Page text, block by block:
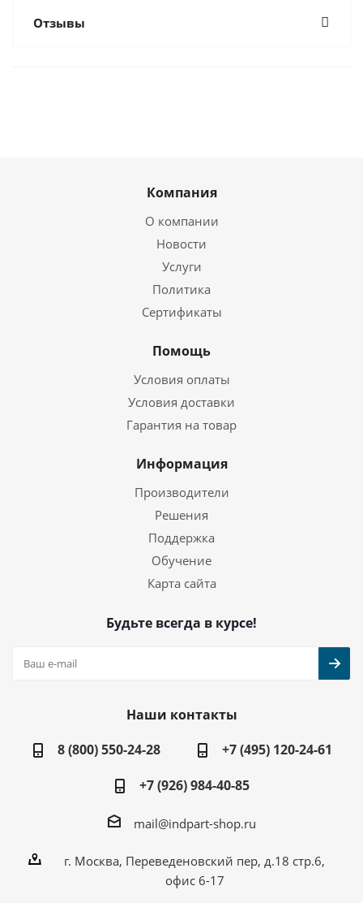
Отзывы
Компания
О компании
Новости
Услуги
Политика
Сертификаты
Помощь
Условия оплаты
Условия доставки
Гарантия на товар
Информация
Производители
Решения
Поддержка
Обучение
Карта сайта
Будьте всегда в курсе!
Наши контакты
8 (800) 550-24-28
+7 (495) 120-24-61
+7 (926) 984-40-85
mail@indpart-shop.ru
г. Москва, Переведеновский пер, д.18 стр.6,
офис 6-17